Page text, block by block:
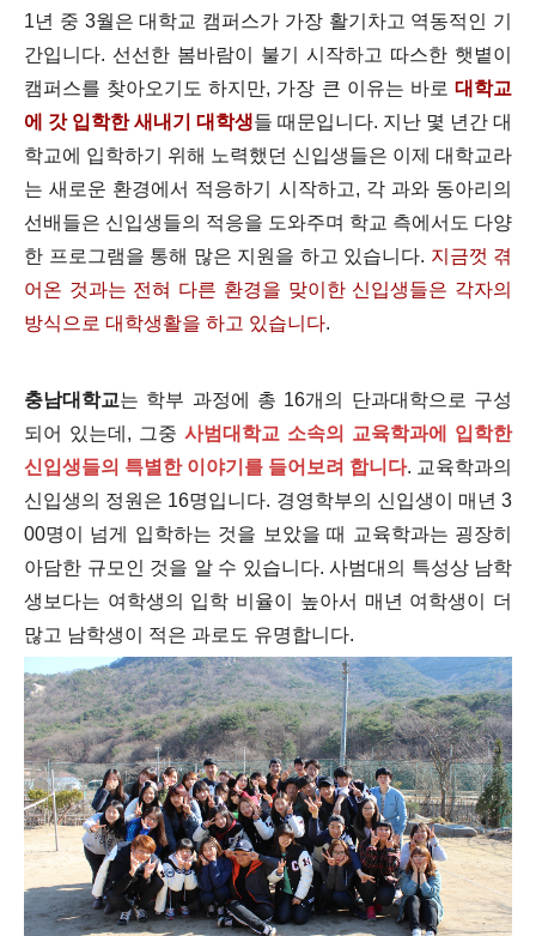
1년 중 3월은 대학교 캠퍼스가 가장 활기차고 역동적인 기
간입니다. 선선한 봄바람이 불기 시작하고 따스한 햇볕이
캠퍼스를 찾아오기도 하지만, 가장 큰 이유는 바로 대학교
에 갓 입학한 새내기 대학생들 때문입니다. 지난 몇 년간 대
학교에 입학하기 위해 노력했던 신입생들은 이제 대학교라
는 새로운 환경에서 적응하기 시작하고, 각 과와 동아리의
선배들은 신입생들의 적응을 도와주며 학교 측에서도 다양
한 프로그램을 통해 많은 지원을 하고 있습니다. 지금껏 겪
어온 것과는 전혀 다른 환경을 맞이한 신입생들은 각자의
방식으로 대학생활을 하고 있습니다.
충남대학교는 학부 과정에 총 16개의 단과대학으로 구성
되어 있는데, 그중 사범대학교 소속의 교육학과에 입학한
신입생들의 특별한 이야기를 들어보려 합니다. 교육학과의
신입생의 정원은 16명입니다. 경영학부의 신입생이 매년 3
00명이 넘게 입학하는 것을 보았을 때 교육학과는 굉장히
아담한 규모인 것을 알 수 있습니다. 사범대의 특성상 남학
생보다는 여학생의 입학 비율이 높아서 매년 여학생이 더
많고 남학생이 적은 과로도 유명합니다.